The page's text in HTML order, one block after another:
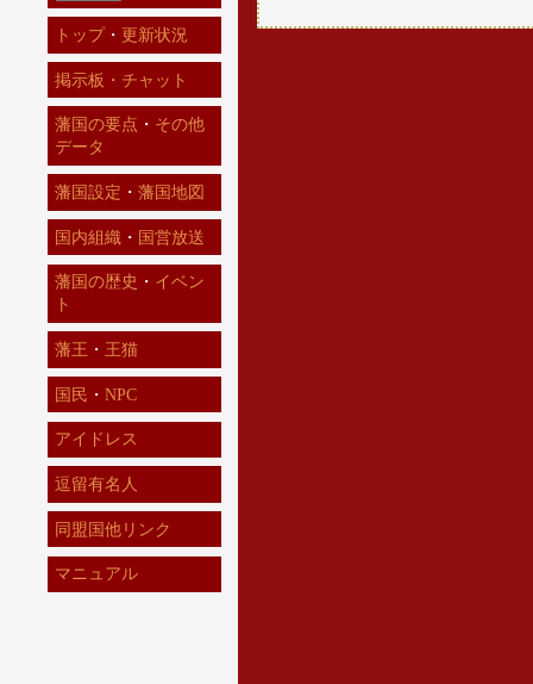
トップ・ 更新状況
掲示板・チャット
藩国の要点 ・ その他
データ
藩国設定 ・ 藩国地図
国内組織 ・ 国営放送
藩国の歴史 ・ イベン
ト
藩王 ・ 王猫
国民 ・ NPC
アイドレス
逗留有名人
同盟国他リンク
マニュアル